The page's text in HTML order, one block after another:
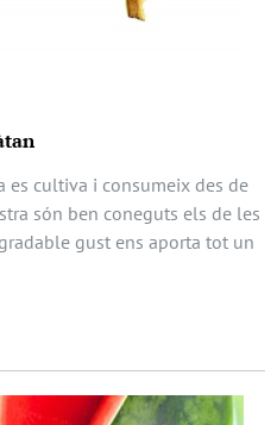
cultiva i consumeix des de
són ben coneguts els de les
gust ens aporta tot un